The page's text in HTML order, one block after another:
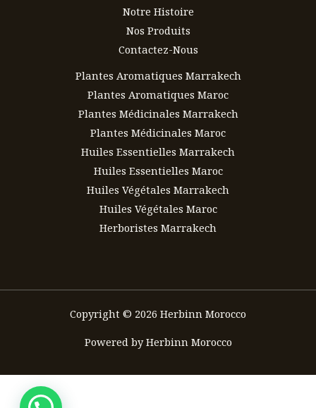
Notre Histoire
Nos Produits
Contactez-Nous
Plantes Aromatiques Marrakech
Plantes Aromatiques Maroc
Plantes Médicinales Marrakech
Plantes Médicinales Maroc
Huiles Essentielles Marrakech
Huiles Essentielles Maroc
Huiles Végétales Marrakech
Huiles Végétales Maroc
Herboristes Marrakech
Copyright © 2026 Herbinn Morocco
Powered by Herbinn Morocco